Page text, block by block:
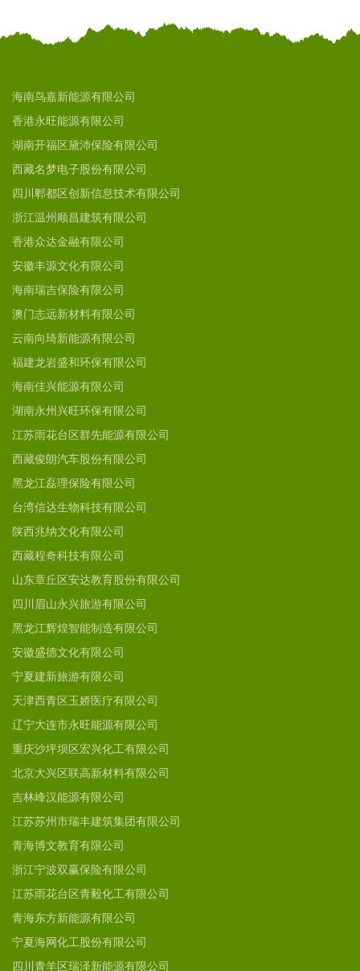
海南鸟嘉新能源有限公司
香港永旺能源有限公司
湖南开福区黛沛保险有限公司
西藏名梦电子股份有限公司
四川郫都区创新信息技术有限公司
浙江温州顺昌建筑有限公司
香港众达金融有限公司
安徽丰源文化有限公司
海南瑞吉保险有限公司
澳门志远新材料有限公司
云南向琦新能源有限公司
福建龙岩盛和环保有限公司
海南佳兴能源有限公司
湖南永州兴旺环保有限公司
江苏雨花台区群先能源有限公司
西藏俊朗汽车股份有限公司
黑龙江磊理保险有限公司
台湾信达生物科技有限公司
陕西兆纳文化有限公司
西藏程奇科技有限公司
山东章丘区安达教育股份有限公司
四川眉山永兴旅游有限公司
黑龙江辉煌智能制造有限公司
安徽盛德文化有限公司
宁夏建新旅游有限公司
天津西青区玉娇医疗有限公司
辽宁大连市永旺能源有限公司
重庆沙坪坝区宏兴化工有限公司
北京大兴区联高新材料有限公司
吉林峰汉能源有限公司
江苏苏州市瑞丰建筑集团有限公司
青海博文教育有限公司
浙江宁波双赢保险有限公司
江苏雨花台区青毅化工有限公司
青海东方新能源有限公司
宁夏海网化工股份有限公司
四川青羊区瑞泽新能源有限公司